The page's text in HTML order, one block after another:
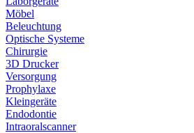
Möbel
Beleuchtung
Optische Systeme
Chirurgie
3D Drucker
Versorgung
Prophylaxe
Kleingeräte
Endodontie
Intraoralscanner